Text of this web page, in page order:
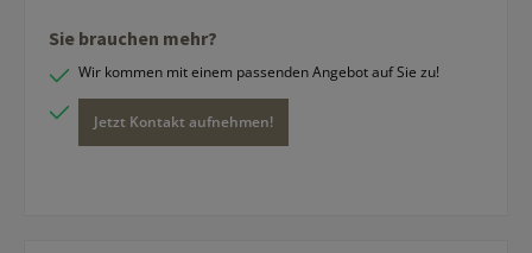
Sie brauchen mehr?
Wir kommen mit einem passenden Angebot auf Sie zu!
Jetzt Kontakt aufnehmen!